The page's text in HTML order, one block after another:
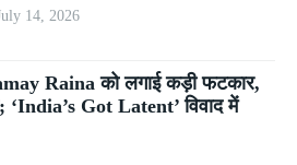
14, 2026
Raina को लगाई कड़ी फटकार,
‘India’s Got Latent’ विवाद में